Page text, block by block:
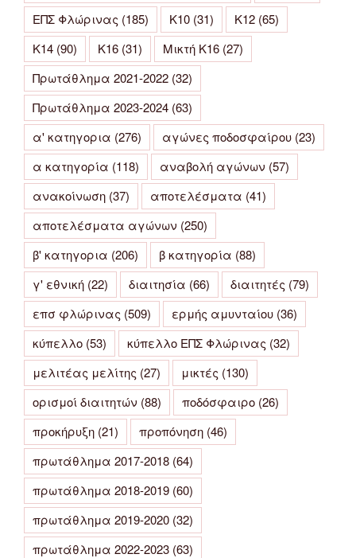
ΕΠΣ Φλώρινας (185) Κ10 (31) Κ12 (65)
Κ14 (90) Κ16 (31) Μικτή Κ16 (27)
Πρωτάθλημα 2021-2022 (32)
Πρωτάθλημα 2023-2024 (63)
α' κατηγορια (276) αγώνες ποδοσφαίρου (23)
α κατηγορία (118) αναβολή αγώνων (57)
ανακοίνωση (37) αποτελέσματα (41)
αποτελέσματα αγώνων (250)
β' κατηγορια (206) β κατηγορία (88)
γ' εθνική (22) διαιτησία (66) διαιτητές (79)
επσ φλώρινας (509) ερμής αμυνταίου (36)
κύπελλο (53) κύπελλο ΕΠΣ Φλώρινας (32)
μελιτέας μελίτης (27) μικτές (130)
ορισμοί διαιτητών (88) ποδόσφαιρο (26)
προκήρυξη (21) προπόνηση (46)
πρωτάθλημα 2017-2018 (64)
πρωτάθλημα 2018-2019 (60)
πρωτάθλημα 2019-2020 (32)
πρωτάθλημα 2022-2023 (63)